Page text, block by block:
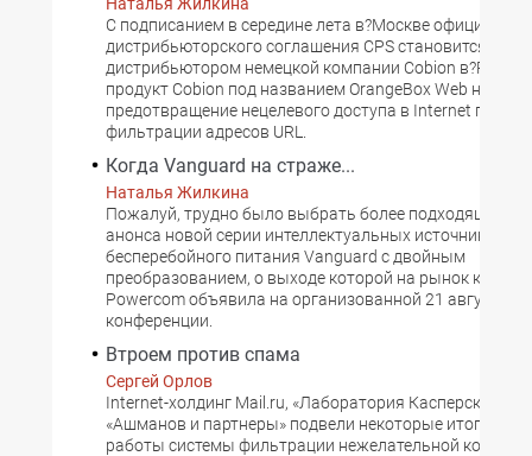
C подписанием в середине лета в?Москве
дистрибьюторского соглашения CPS становится
дистрибьютором немецкой компании Cobion
продукт Cobion под названием OrangeBox Web
предотвращение нецелевого доступа в Internet путем
фильтрации адресов URL.
Когда Vanguard на страже...
Наталья Жилкина
Пожалуй, трудно было выбрать более подходящий
анонса новой серии интеллектуальных источников
бесперебойного питания Vanguard с двойным
преобразованием, о выходе которой на рынок
Powercom объявила на организованной 21 августа
конференции.
Втроем против спама
Сергей Орлов
Internet-холдинг Mail.ru, «Лаборатория Касперского»
«Ашманов и партнеры» подвели некоторые итоги
работы системы фильтрации нежелательной